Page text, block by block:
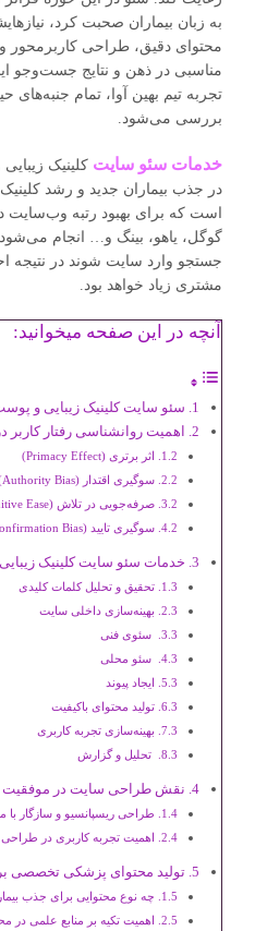
به زبان بیماران صحبت کرد،
محتوای دقیق، طراحی کاربرمحور و
مناسبی در ذهن و نتایج جست‌وجو
تجربه تیم بهین آوا، تمام جنبه‌های
بررسی می‌شود.
خدمات سئو سایت کلینیک
در جذب بیماران جدید و رشد
است که برای بهبود رتبه وب‌سایت
گوگل، یاهو، بینگ و… انجام
جستجو وارد سایت شوند در نتیجه
مشتری زیاد خواهد بود.
آنچه در این صفحه میخوانید:
سئو سایت کلینیک زیبایی و
اهمیت روانشناسی رفتار کاربر
اثر برتری (Primacy Effect)
سوگیری اقتدار (Authority Bias)
صرفه‌جویی در تلاش (Cognitive Ease)
سوگیری تایید (Confirmation Bias)
خدمات سئو سایت کلینیک
تحقیق و تحلیل کلمات کلیدی
بهینه‌سازی داخلی سایت
سئوی فنی
سئو محلی
ایجاد پیوند
تولید محتوای باکیفیت
بهینه‌سازی تجربه کاربری
تحلیل و گزارش‌
نقش طراحی سایت در موفقیت
طراحی ریسپانسیو و سازگار با
اهمیت تجربه کاربری در
تولید محتوای پزشکی تخصصی
چه نوع محتوایی برای جذب
اهمیت تکیه بر منابع علمی در